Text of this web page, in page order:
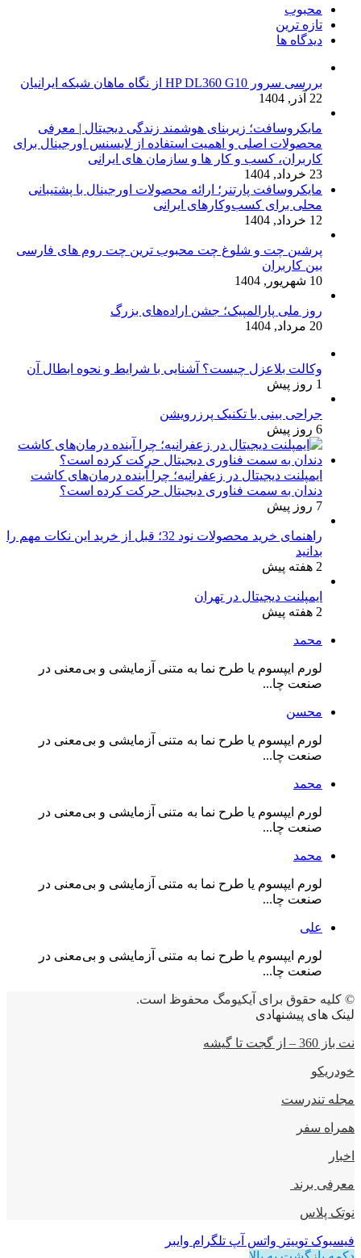
محبوب
تازه ترین
دیدگاه ها
بررسی سرور HP DL360 G10 از نگاه ماهان شبکه ایرانیان
22 آذر, 1404
مایکروسافت؛ زیربنای هوشمند زندگی دیجیتال | معرفی
محصولات اصلی و اهمیت استفاده از لایسنس اورجینال برای
کاربران، کسب و کار ها و سازمان های ایرانی
23 خرداد, 1404
مایکروسافت پارتنر؛ ارائه محصولات اورجینال با پشتیبانی
محلی برای کسب‌وکارهای ایرانی
12 خرداد, 1404
پرشین چت و شلوغ چت محبوب ترین چت روم های فارسی
بین کاربران
10 شهریور, 1404
روز ملی پارالمپیک؛ جشن اراده‌های بزرگ
20 مرداد, 1404
وکالت بلاعزل چیست؟ آشنایی با شرایط و نحوه ابطال آن
1 روز پیش
جراحی بینی با تکنیک پرزرویشن
6 روز پیش
ایمپلنت دیجیتال در زعفرانیه؛ چرا آینده درمان‌های کاشت
دندان به سمت فناوری دیجیتال حرکت کرده است؟
7 روز پیش
راهنمای خرید محصولات نود 32؛ قبل از خرید این نکات مهم را
بدانید
2 هفته پیش
ایمپلنت دیجیتال در تهران
2 هفته پیش
محمد
لورم ایپسوم یا طرح‌ نما به متنی آزمایشی و بی‌معنی در
صنعت چا...
محسن
لورم ایپسوم یا طرح‌ نما به متنی آزمایشی و بی‌معنی در
صنعت چا...
محمد
لورم ایپسوم یا طرح‌ نما به متنی آزمایشی و بی‌معنی در
صنعت چا...
محمد
لورم ایپسوم یا طرح‌ نما به متنی آزمایشی و بی‌معنی در
صنعت چا...
علی
لورم ایپسوم یا طرح‌ نما به متنی آزمایشی و بی‌معنی در
صنعت چا...
© کلیه حقوق برای آیکیومگ محفوظ است.
لینک های پیشنهادی
نت باز 360 – از گجت تا گیشه
خودریکو
مجله‌ تندرست
همراه سفر
اخبار
معرفی برند
نوتک پلاس
فیسبوک توییتر واتس آپ تلگرام وایبر